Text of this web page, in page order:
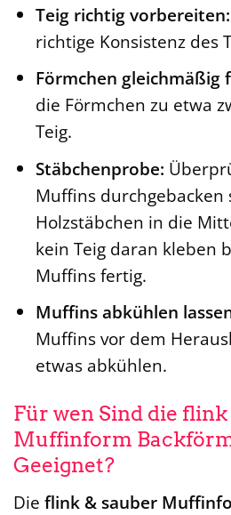
Teig richtig vorbereiten:
richtige Konsistenz des
Förmchen gleichmäßig
die Förmchen zu etwa
Teig.
Stäbchenprobe:
Muffins durchgebacken
Holzstäbchen in die
kein Teig daran kleben
Muffins fertig.
Muffins abkühlen
Muffins vor dem
etwas abkühlen.
Für wen Sind die flink
Muffinform
Geeignet?
Die flink & sauber